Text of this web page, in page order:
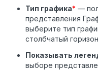
Тип графика* —
представления
выберите тип
столбчатый
Показывать
выборе